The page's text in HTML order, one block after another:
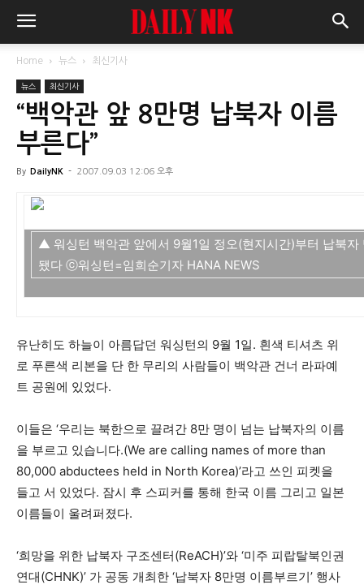
Home 뉴스 최신기사
뉴스 최신기사
“백악관 앞 8만명 납북자 이름
부른다”
By DailyNK - 2007.09.03 12:06 오후
▲ 워싱턴 백악관 앞에서 9월1일 정오(현지시간)부터 납북자
됐다 ⓒ워싱턴=임희순기자 HANA NEWS
유난히도 하늘이 아름답던 워싱턴의 9월 1일. 흰색 티셔츠 위
로 푸른색 리본을 단 한 무리의 사람들이 백악관 건너 라파예
트 공원에 있었다.
이들은 ‘우리는 북한으로 끌려간 8만 명이 넘는 납북자의 이름
을 부르고 있습니다.(We are calling names of more than
80,000 abductees held in North Korea)’라고 쓰인 피켓을
들고 서 있었다. 잠시 후 스피커를 통해 한국 이름 그리고 일본
이름들이 울려퍼졌다.
‘희망을 위한 납북자 구조센터(ReACH)’와 ‘미주 피랍탈북인권
연대(CHNK)’ 가 공동 개최한 ‘납북자 8만명 이름부르기’ 행사